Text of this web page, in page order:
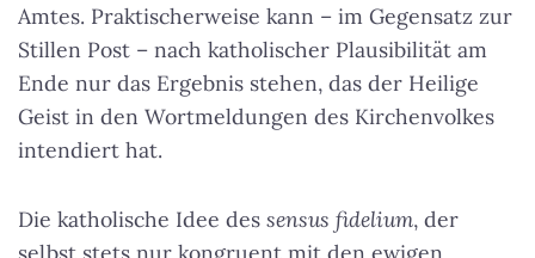
Amtes. Praktischerweise kann – im Gegensatz zur
Stillen Post – nach katholischer Plausibilität am
Ende nur das Ergebnis stehen, das der Heilige
Geist in den Wortmeldungen des Kirchenvolkes
intendiert hat.
Die katholische Idee des sensus fidelium, der